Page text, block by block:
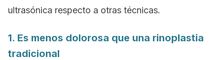
ultrasónica respecto a otras técnicas.
1. Es menos dolorosa que una rinoplastia
tradicional